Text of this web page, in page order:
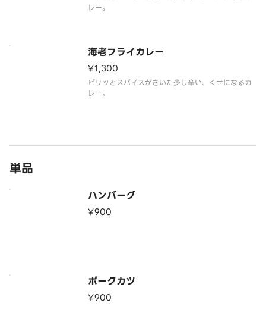
レー。
海老フライカレー
¥1,300
ピリッとスパイスがきいた少し辛い、くせになるカ
レー。
単品
ハンバーグ
¥900
ポークカツ
¥900